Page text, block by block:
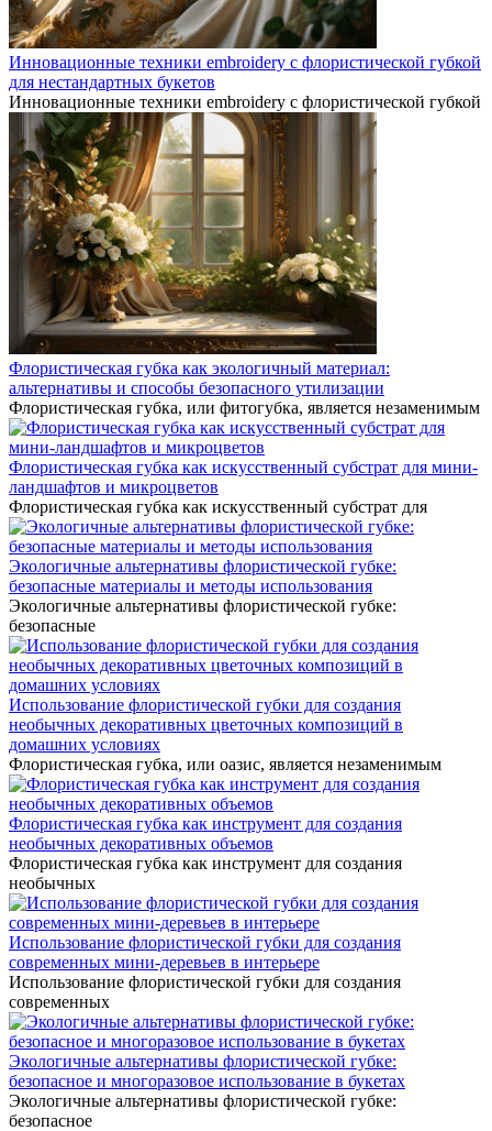
Инновационные техники embroidery с флористической губкой
для нестандартных букетов
Инновационные техники embroidery с флористической губкой
Флористическая губка как экологичный материал:
альтернативы и способы безопасного утилизации
Флористическая губка, или фитогубка, является незаменимым
Флористическая губка как искусственный субстрат для мини-
ландшафтов и микроцветов
Флористическая губка как искусственный субстрат для
Экологичные альтернативы флористической губке:
безопасные материалы и методы использования
Экологичные альтернативы флористической губке:
безопасные
Использование флористической губки для создания
необычных декоративных цветочных композиций в
домашних условиях
Флористическая губка, или оазис, является незаменимым
Флористическая губка как инструмент для создания
необычных декоративных объемов
Флористическая губка как инструмент для создания
необычных
Использование флористической губки для создания
современных мини-деревьев в интерьере
Использование флористической губки для создания
современных
Экологичные альтернативы флористической губке:
безопасное и многоразовое использование в букетаx
Экологичные альтернативы флористической губке:
безопасное